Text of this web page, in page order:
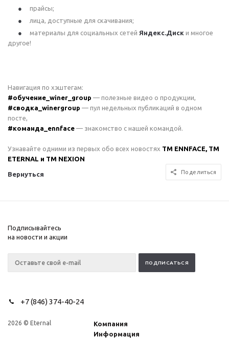
прайсы;
лица, доступные для скачивания;
материалы для социальных сетей Яндекс.Диск и многое
другое!
Навигация по хэштегам:
#обучение_winer_group — полезные видео о продукции,
#сводка_winergroup — пул недельных публикаций в одном
посте,
#команда_ennface — знакомство с нашей командой.
Узнавайте одними из первых обо всех новостях ТМ ENNFACE, ТМ
ETERNAL и ТМ NEXION
Вернуться Поделиться
Подписывайтесь
на новости и акции
+7 (846) 374-40-24
2026 © Eternal
Компания
Информация